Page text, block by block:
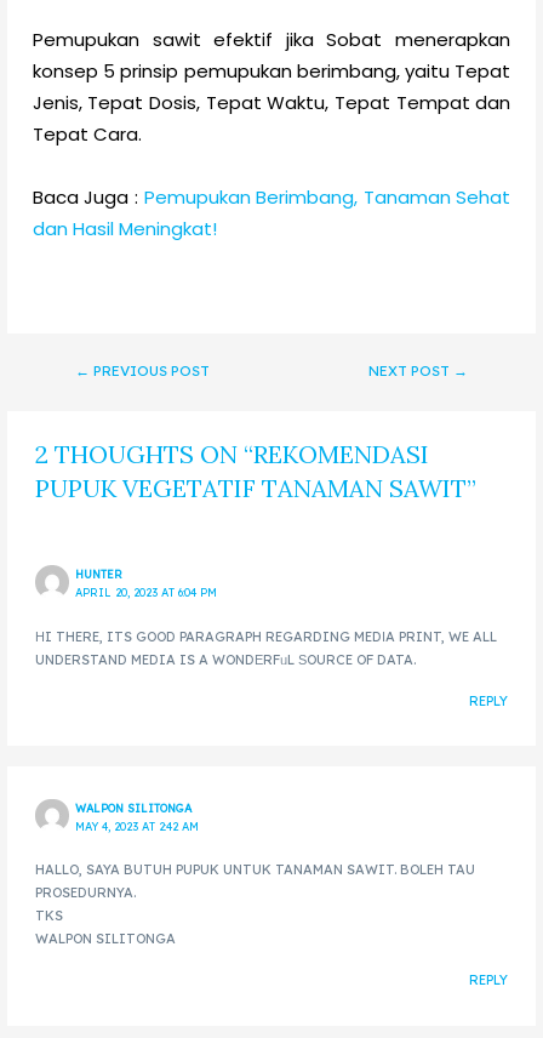
Pemupukan sawit efektif jika Sobat menerapkan
konsep 5 prinsip pemupukan berimbang, yaitu Tepat
Jenis, Tepat Dosis, Tepat Waktu, Tepat Tempat dan
Tepat Cara.
Baca Juga : Pemupukan Berimbang, Tanaman Sehat
dan Hasil Meningkat!
← PREVIOUS POST NEXT POST →
2 THOUGHTS ON “REKOMENDASI
PUPUK VEGETATIF TANAMAN SAWIT”
HUNTER
APRIL 20, 2023 AT 6:04 PM
ΗI THERE, ITS GOOD PARAGRAPH REGARDING MEDІA PRINT, WE ALL
UNDERSTAND MEDIA IS A WONDЕRFᥙL ЅOURCE OF DATA.
REPLY
WALPON SILITONGA
MAY 4, 2023 AT 2:42 AM
HALLO, SAYA BUTUH PUPUK UNTUK TANAMAN SAWIT. BOLEH TAU
PROSEDURNYA.
TKS
WALPON SILITONGA
REPLY